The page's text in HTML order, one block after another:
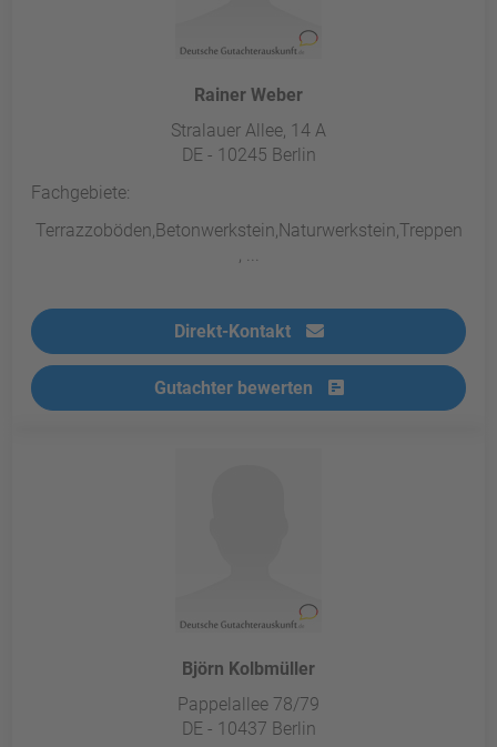
Rainer Weber
Stralauer Allee, 14 A
DE - 10245 Berlin
Fachgebiete:
Terrazzoböden,Betonwerkstein,Naturwerkstein,Treppen
, ...
Direkt-Kontakt
Gutachter bewerten
Björn Kolbmüller
Pappelallee 78/79
DE - 10437 Berlin